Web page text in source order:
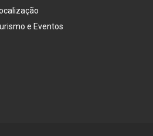
e Eventos